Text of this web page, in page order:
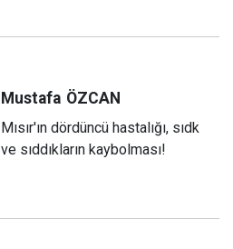
Mustafa ÖZCAN
Mısır'ın dördüncü hastalığı, sıdk
ve sıddıkların kaybolması!